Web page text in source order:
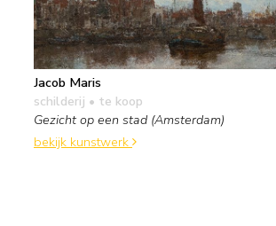
Jacob Maris
schilderij • te koop
Gezicht op een stad (Amsterdam)
bekijk kunstwerk